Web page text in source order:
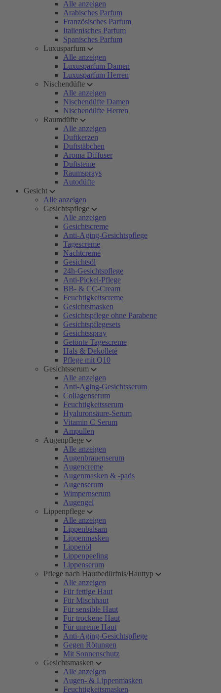
Alle anzeigen
Arabisches Parfum
Französisches Parfum
Italienisches Parfum
Spanisches Parfum
Luxusparfum
Alle anzeigen
Luxusparfum Damen
Luxusparfum Herren
Nischendüfte
Alle anzeigen
Nischendüfte Damen
Nischendüfte Herren
Raumdüfte
Alle anzeigen
Duftkerzen
Duftstäbchen
Aroma Diffuser
Duftsteine
Raumsprays
Autodüfte
Gesicht
Alle anzeigen
Gesichtspflege
Alle anzeigen
Gesichtscreme
Anti-Aging-Gesichtspflege
Tagescreme
Nachtcreme
Gesichtsöl
24h-Gesichtspflege
Anti-Pickel-Pflege
BB- & CC-Cream
Feuchtigkeitscreme
Gesichtsmasken
Gesichtspflege ohne Parabene
Gesichtspflegesets
Gesichtsspray
Getönte Tagescreme
Hals & Dekolleté
Pflege mit Q10
Gesichtsserum
Alle anzeigen
Anti-Aging-Gesichtsserum
Collagenserum
Feuchtigkeitsserum
Hyaluronsäure-Serum
Vitamin C Serum
Ampullen
Augenpflege
Alle anzeigen
Augenbrauenserum
Augencreme
Augenmasken & -pads
Augenserum
Wimpernserum
Augengel
Lippenpflege
Alle anzeigen
Lippenbalsam
Lippenmasken
Lippenöl
Lippenpeeling
Lippenserum
Pflege nach Hautbedürfnis/Hauttyp
Alle anzeigen
Für fettige Haut
Für Mischhaut
Für sensible Haut
Für trockene Haut
Für unreine Haut
Anti-Aging-Gesichtspflege
Gegen Rötungen
Mit Sonnenschutz
Gesichtsmasken
Alle anzeigen
Augen- & Lippenmasken
Feuchtigkeitsmasken